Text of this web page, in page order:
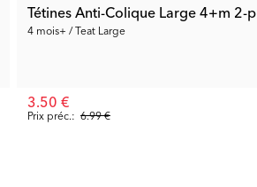
Tétines Anti-Colique Large 4+m 2-p
4 mois+ / Teat Large
Prix préc.: 6.99 €
3.50 €